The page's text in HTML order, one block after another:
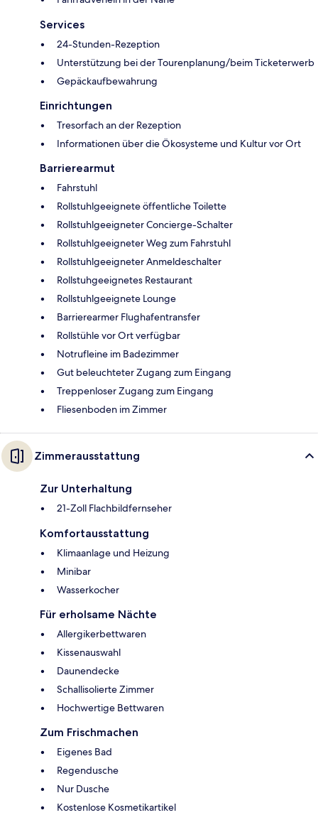
Services
24-Stunden-Rezeption
Unterstützung bei der Tourenplanung/beim Ticketerwerb
Gepäckaufbewahrung
Einrichtungen
Tresorfach an der Rezeption
Informationen über die Ökosysteme und Kultur vor Ort
Barrierearmut
Fahrstuhl
Rollstuhlgeeignete öffentliche Toilette
Rollstuhlgeeigneter Concierge-Schalter
Rollstuhlgeeigneter Weg zum Fahrstuhl
Rollstuhlgeeigneter Anmeldeschalter
Rollstuhgeeignetes Restaurant
Rollstuhlgeeignete Lounge
Barrierearmer Flughafentransfer
Rollstühle vor Ort verfügbar
Notrufleine im Badezimmer
Gut beleuchteter Zugang zum Eingang
Treppenloser Zugang zum Eingang
Fliesenboden im Zimmer
Zimmerausstattung
Zur Unterhaltung
21-Zoll Flachbildfernseher
Komfortausstattung
Klimaanlage und Heizung
Minibar
Wasserkocher
Für erholsame Nächte
Allergikerbettwaren
Kissenauswahl
Daunendecke
Schallisolierte Zimmer
Hochwertige Bettwaren
Zum Frischmachen
Eigenes Bad
Regendusche
Nur Dusche
Kostenlose Kosmetikartikel